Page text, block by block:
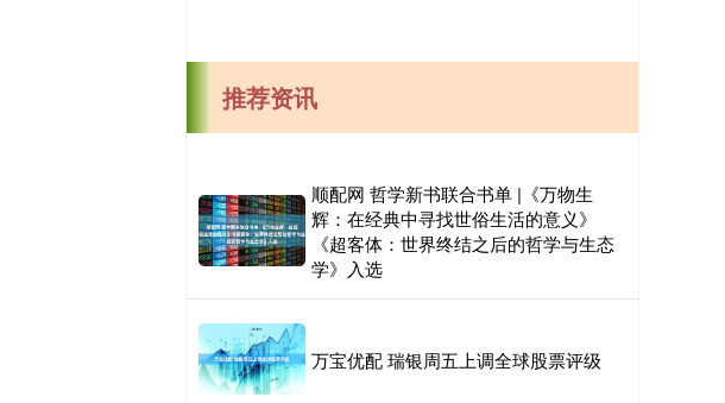
推荐资讯
顺配网 哲学新书联合书单 |《万物生
辉：在经典中寻找世俗生活的意义》
《超客体：世界终结之后的哲学与生态
学》入选
万宝优配 瑞银周五上调全球股票评级